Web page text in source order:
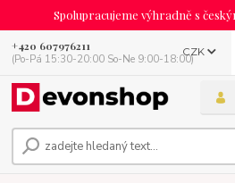
Spolupracujeme výhradně s
CZK
+420 607976211
(Po-Pá 15:30-20:00 So-Ne 9:00-18:00)